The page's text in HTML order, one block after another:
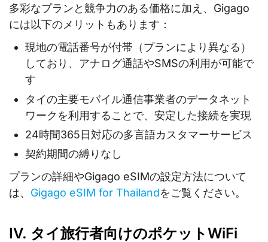
多彩なプランと競争力のある価格に加え、Gigago
には以下のメリットもあります：
現地の電話番号が付帯（プランにより異なる）
しており、アナログ通話やSMSの利用が可能で
す
タイの主要モバイル通信事業者のデータネット
ワークを利用することで、安定した接続を実現
24時間365日対応の多言語カスタマーサービス
契約期間の縛りなし
プランの詳細やGigago eSIMの設定方法について
は、 Gigago eSIM for Thailandをご覧ください。
IV. タイ旅行者向けのポケットWiFi